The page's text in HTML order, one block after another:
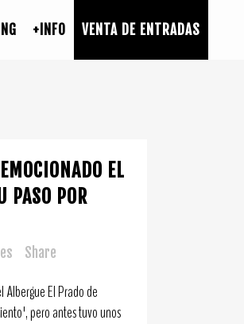
+INFO VENTA DE ENTRADAS
EL
PASO POR
Share
El Prado de
pero antes tuvo unos